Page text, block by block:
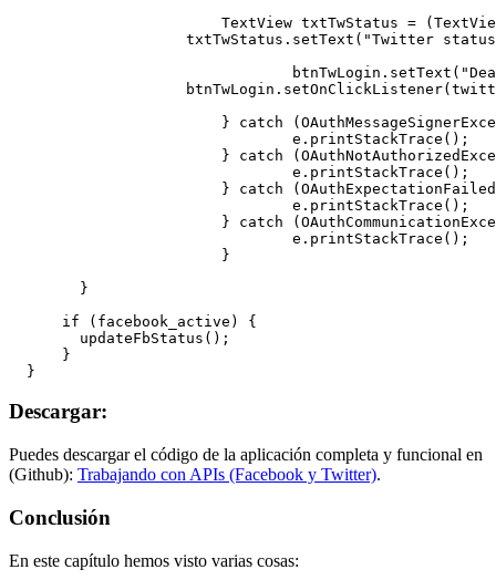
      if (facebook_active) {
      }
Descargar:
Puedes descargar el código de la aplicación completa y funcional en
(Github): Trabajando con APIs (Facebook y Twitter).
Conclusión
En este capítulo hemos visto varias cosas: